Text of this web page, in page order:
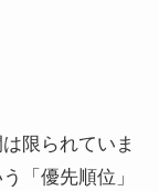
限られていま
「優先順位」